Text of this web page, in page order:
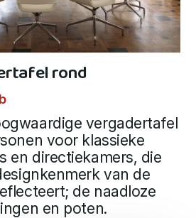
rond
vergadertafel
voor klassieke
en directiekamers, die
van de
de naadloze
en poten.